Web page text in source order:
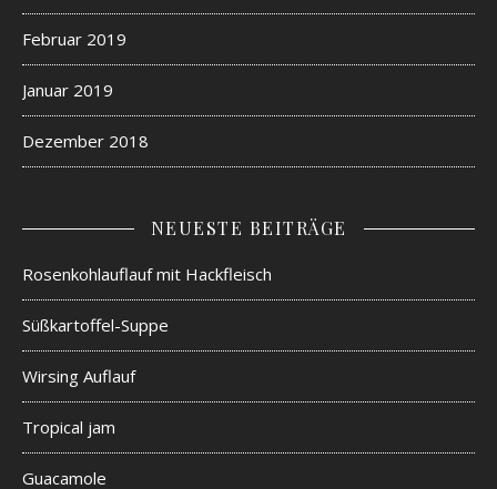
Februar 2019
Januar 2019
Dezember 2018
NEUESTE BEITRÄGE
Rosenkohlauflauf mit Hackfleisch
Süßkartoffel-Suppe
Wirsing Auflauf
Tropical jam
Guacamole